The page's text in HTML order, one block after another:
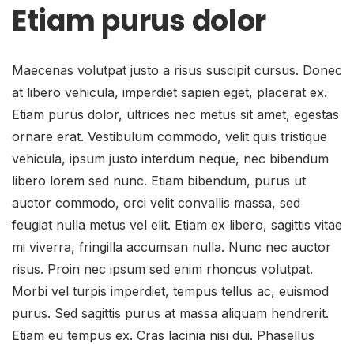
Etiam purus dolor
Maecenas volutpat justo a risus suscipit cursus. Donec
at libero vehicula, imperdiet sapien eget, placerat ex.
Etiam purus dolor, ultrices nec metus sit amet, egestas
ornare erat. Vestibulum commodo, velit quis tristique
vehicula, ipsum justo interdum neque, nec bibendum
libero lorem sed nunc. Etiam bibendum, purus ut
auctor commodo, orci velit convallis massa, sed
feugiat nulla metus vel elit. Etiam ex libero, sagittis vitae
mi viverra, fringilla accumsan nulla. Nunc nec auctor
risus. Proin nec ipsum sed enim rhoncus volutpat.
Morbi vel turpis imperdiet, tempus tellus ac, euismod
purus. Sed sagittis purus at massa aliquam hendrerit.
Etiam eu tempus ex. Cras lacinia nisi dui. Phasellus